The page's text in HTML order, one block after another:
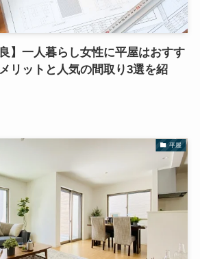
】一人暮らし女性に平屋はおすす
リットと人気の間取り3選を紹
平屋